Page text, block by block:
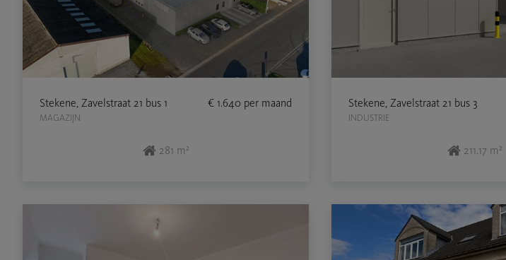
Stekene, Zavelstraat 21 bus 1
MAGAZIJN
€ 1.640 per maand
281 m²
Stekene, Zavelstraat 21 bus 3
INDUSTRIE
211.17 m²